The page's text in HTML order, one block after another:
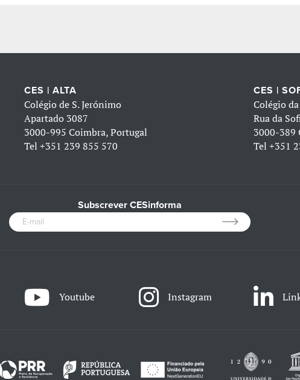
CES | ALTA
Colégio de S. Jerónimo
Apartado 3087
3000-995 Coimbra, Portugal
Tel+351 239 855 570
CES |
Colégio
Rua da
3000-389
Tel +351
Subscrever CESinforma
Youtube Instagram